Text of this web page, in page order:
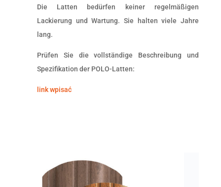
Die Latten bedürfen keiner regelmäßigen
Lackierung und Wartung. Sie halten viele Jahre
lang.
Prüfen Sie die vollständige Beschreibung und
Spezifikation der POLO-Latten:
link wpisać